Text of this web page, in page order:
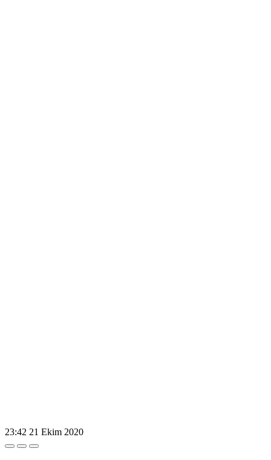
23:42 21 Ekim 2020